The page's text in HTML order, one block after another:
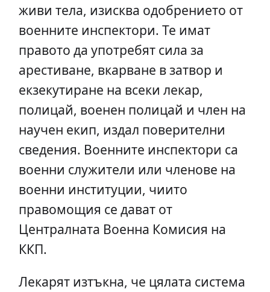
живи тела, изисква одобрението от
военните инспектори. Те имат
правото да употребят сила за
арестиване, вкарване в затвор и
екзекутиране на всеки лекар,
полицай, военен полицай и член на
научен екип, издал поверителни
сведения. Военните инспектори са
военни служители или членове на
военни институции, чиито
правомощия се дават от
Централната Военна Комисия на
ККП.
Лекарят изтъкна, че цялата система